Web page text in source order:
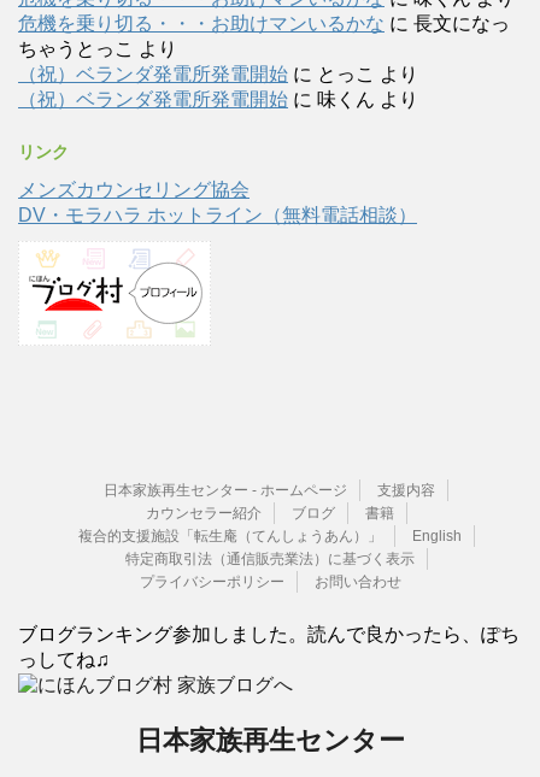
危機を乗り切る・・・お助けマンいるかな に 長文になっ
ちゃうとっこ より
（祝）ベランダ発電所発電開始 に とっこ より
（祝）ベランダ発電所発電開始 に 味くん より
リンク
メンズカウンセリング協会
DV・モラハラ ホットライン（無料電話相談）
日本家族再生センター - ホームページ
支援内容
カウンセラー紹介
ブログ
書籍
複合的支援施設「転生庵（てんしょうあん）」
English
特定商取引法（通信販売業法）に基づく表示
プライバシーポリシー
お問い合わせ
ブログランキング参加しました。読んで良かったら、ぽち
っしてね♫
日本家族再生センター